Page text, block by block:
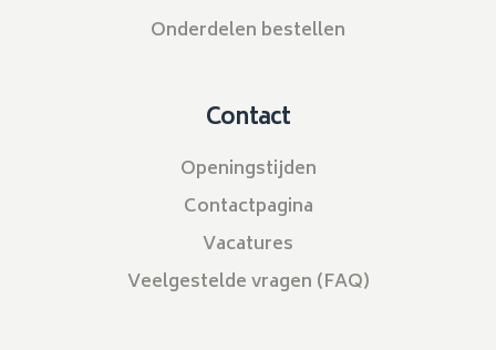
Onderdelen bestellen
Contact
Openingstijden
Contactpagina
Vacatures
Veelgestelde vragen (FAQ)